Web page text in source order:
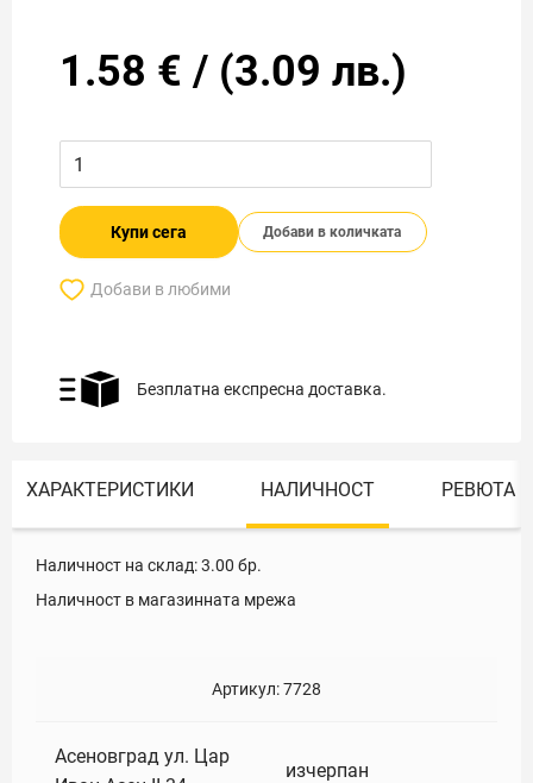
1.58 € / (3.09 лв.)
Купи сега Добави в количката
Добави в любими
Безплатна експресна доставка.
ХАРАКТЕРИСТИКИ НАЛИЧНОСТ РЕВЮТА
Наличност на склад:3.00 бр.
Наличност в магазинната мрежа
Артикул:7728
Асеновград ул. Цар
изчерпан